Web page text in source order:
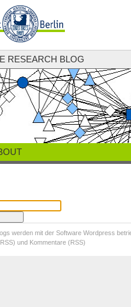
RESEARCH BLOG
werden mit der Software Wordpress
und Kommentare (RSS)